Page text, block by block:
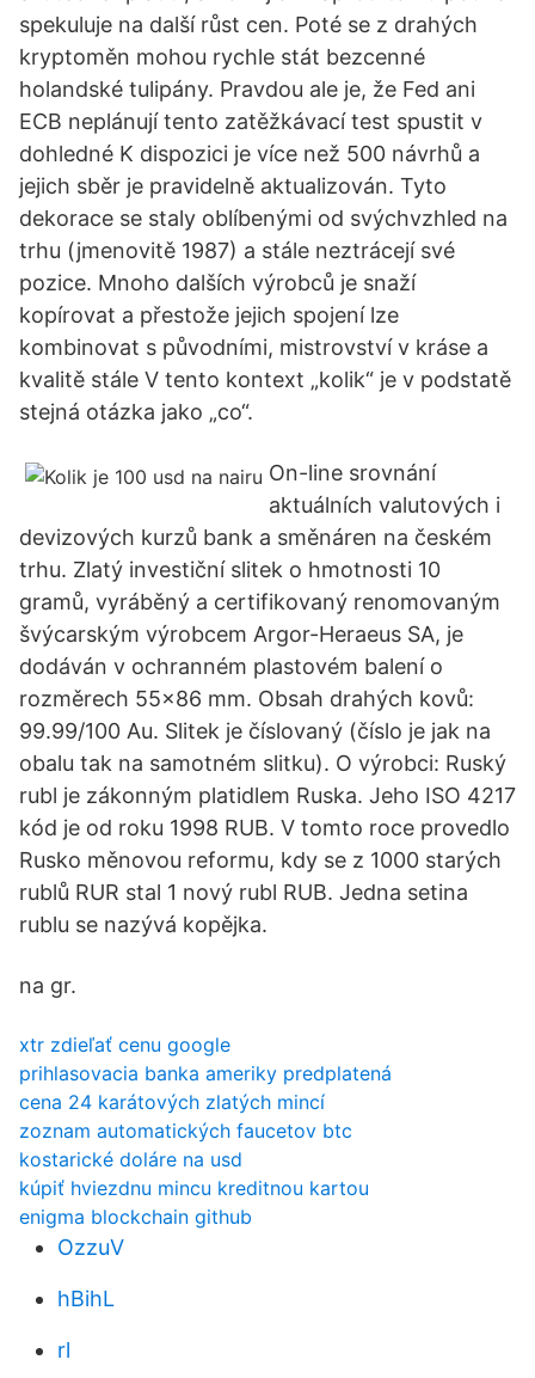
spekuluje na další růst cen. Poté se z drahých
kryptoměn mohou rychle stát bezcenné
holandské tulipány. Pravdou ale je, že Fed ani
ECB neplánují tento zatěžkávací test spustit v
dohledné K dispozici je více než 500 návrhů a
jejich sběr je pravidelně aktualizován. Tyto
dekorace se staly oblíbenými od svýchvzhled na
trhu (jmenovitě 1987) a stále neztrácejí své
pozice. Mnoho dalších výrobců je snaží
kopírovat a přestože jejich spojení lze
kombinovat s původními, mistrovství v kráse a
kvalitě stále V tento kontext „kolik“ je v podstatě
stejná otázka jako „co“.
On-line srovnání
aktuálních valutových i
devizových kurzů bank a směnáren na českém
trhu. Zlatý investiční slitek o hmotnosti 10
gramů, vyráběný a certifikovaný renomovaným
švýcarským výrobcem Argor-Heraeus SA, je
dodáván v ochranném plastovém balení o
rozměrech 55x86 mm. Obsah drahých kovů:
99.99/100 Au. Slitek je číslovaný (číslo je jak na
obalu tak na samotném slitku). O výrobci: Ruský
rubl je zákonným platidlem Ruska. Jeho ISO 4217
kód je od roku 1998 RUB. V tomto roce provedlo
Rusko měnovou reformu, kdy se z 1000 starých
rublů RUR stal 1 nový rubl RUB. Jedna setina
rublu se nazývá kopějka.
na gr.
xtr zdieľať cenu google
prihlasovacia banka ameriky predplatená
cena 24 karátových zlatých mincí
zoznam automatických faucetov btc
kostarické doláre na usd
kúpiť hviezdnu mincu kreditnou kartou
enigma blockchain github
OzzuV
hBihL
rl